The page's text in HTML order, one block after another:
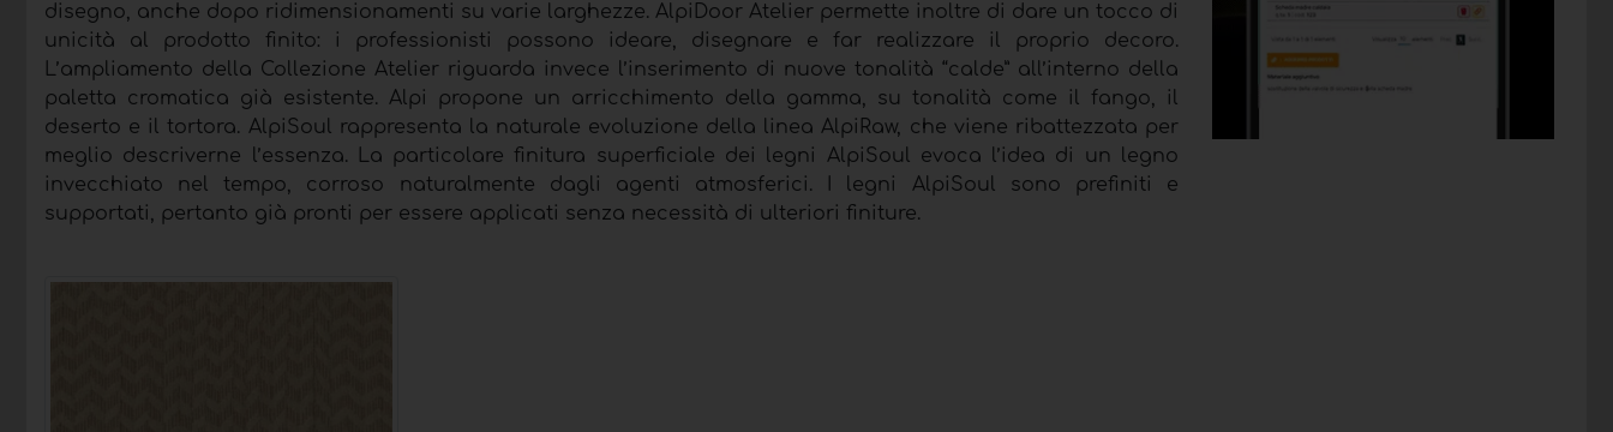
disegno, anche dopo ridimensionamenti su varie larghezze. AlpiDoor Atelier permette inoltre di dare un tocco di
unicità al prodotto finito: i professionisti possono ideare, disegnare e far realizzare il proprio decoro.
L’ampliamento della Collezione Atelier riguarda invece l’inserimento di nuove tonalità “calde” all’interno della
paletta cromatica già esistente. Alpi propone un arricchimento della gamma, su tonalità come il fango, il
deserto e il tortora. AlpiSoul rappresenta la naturale evoluzione della linea AlpiRaw, che viene ribattezzata per
meglio descriverne l’essenza. La particolare finitura superficiale dei legni AlpiSoul evoca l’idea di un legno
invecchiato nel tempo, corroso naturalmente dagli agenti atmosferici. I legni AlpiSoul sono prefiniti e
supportati, pertanto già pronti per essere applicati senza necessità di ulteriori finiture.